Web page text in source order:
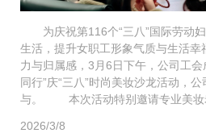
为庆祝第116个“三八”国际劳动妇
生活，提升女职工形象气质与生活幸
力与归属感，3月6日下午，公司工
同行”庆“三八”时尚美妆沙龙活动，
与。 本次活动特别邀请专业美妆
2026/3/8